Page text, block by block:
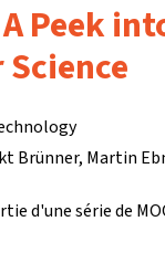
Peek
Brünner Martin
d'une série de